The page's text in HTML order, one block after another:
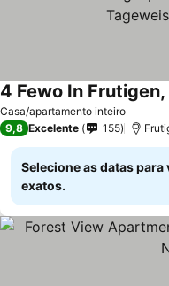
Casa/apartamento inteiro
9,8 Excelente 155
Selecione as datas para
exatos.